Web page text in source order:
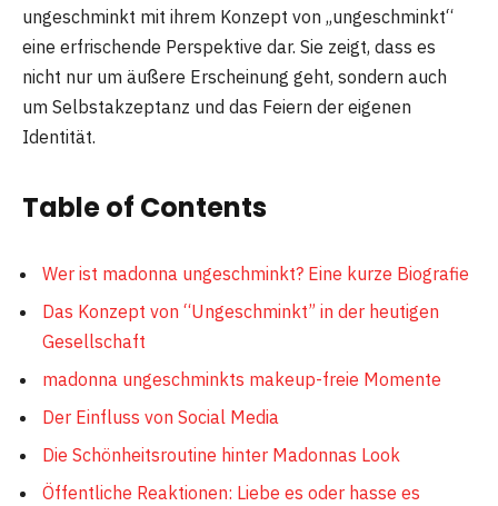
ungeschminkt mit ihrem Konzept von „ungeschminkt“
eine erfrischende Perspektive dar. Sie zeigt, dass es
nicht nur um äußere Erscheinung geht, sondern auch
um Selbstakzeptanz und das Feiern der eigenen
Identität.
Table of Contents
Wer ist madonna ungeschminkt? Eine kurze Biografie
Das Konzept von “Ungeschminkt” in der heutigen
Gesellschaft
madonna ungeschminkts makeup-freie Momente
Der Einfluss von Social Media
Die Schönheitsroutine hinter Madonnas Look
Öffentliche Reaktionen: Liebe es oder hasse es